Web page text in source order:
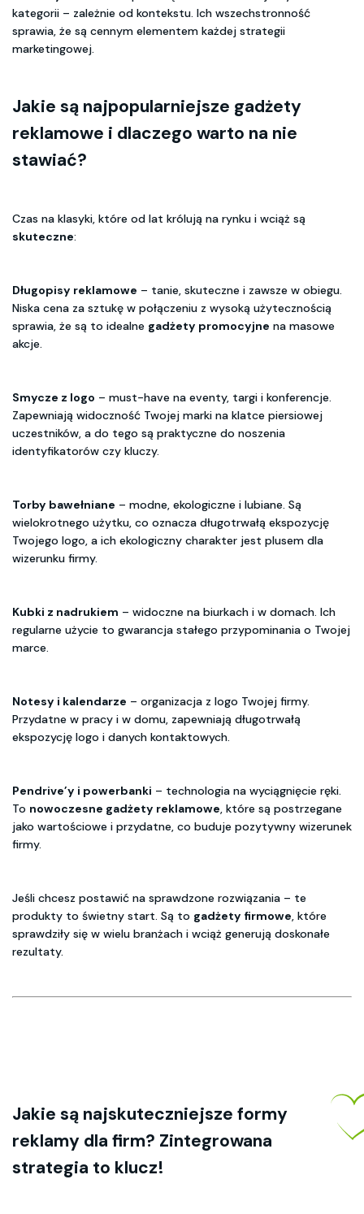
kategorii – zależnie od kontekstu. Ich wszechstronność
sprawia, że są cennym elementem każdej strategii
marketingowej.
Jakie są najpopularniejsze gadżety
reklamowe i dlaczego warto na nie
stawiać?
Czas na klasyki, które od lat królują na rynku i wciąż są
skuteczne:
Długopisy reklamowe – tanie, skuteczne i zawsze w obiegu.
Niska cena za sztukę w połączeniu z wysoką użytecznością
sprawia, że są to idealne gadżety promocyjne na masowe
akcje.
Smycze z logo – must-have na eventy, targi i konferencje.
Zapewniają widoczność Twojej marki na klatce piersiowej
uczestników, a do tego są praktyczne do noszenia
identyfikatorów czy kluczy.
Torby bawełniane – modne, ekologiczne i lubiane. Są
wielokrotnego użytku, co oznacza długotrwałą ekspozycję
Twojego logo, a ich ekologiczny charakter jest plusem dla
wizerunku firmy.
Kubki z nadrukiem – widoczne na biurkach i w domach. Ich
regularne użycie to gwarancja stałego przypominania o Twojej
marce.
Notesy i kalendarze – organizacja z logo Twojej firmy.
Przydatne w pracy i w domu, zapewniają długotrwałą
ekspozycję logo i danych kontaktowych.
Pendrive’y i powerbanki – technologia na wyciągnięcie ręki.
To nowoczesne gadżety reklamowe, które są postrzegane
jako wartościowe i przydatne, co buduje pozytywny wizerunek
firmy.
Jeśli chcesz postawić na sprawdzone rozwiązania – te
produkty to świetny start. Są to gadżety firmowe, które
sprawdziły się w wielu branżach i wciąż generują doskonałe
rezultaty.
Jakie są najskuteczniejsze formy
reklamy dla firm? Zintegrowana
strategia to klucz!